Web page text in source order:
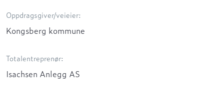
Oppdragsgiver/veieier:
Kongsberg kommune
Totalentreprenør:
Isachsen Anlegg AS